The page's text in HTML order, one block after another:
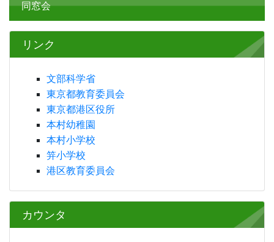
同窓会
リンク
文部科学省
東京都教育委員会
東京都港区役所
本村幼稚園
本村小学校
笄小学校
港区教育委員会
カウンタ